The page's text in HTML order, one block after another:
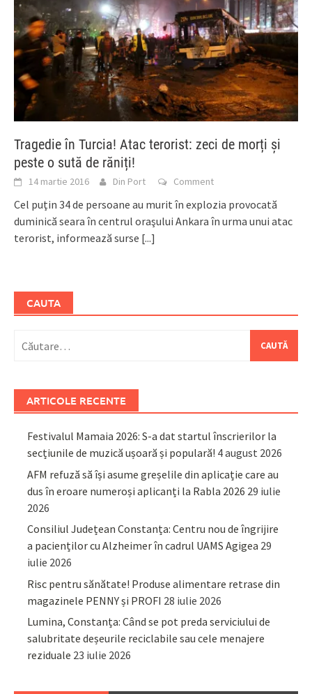
Tragedie în Turcia! Atac terorist: zeci de morți și
peste o sută de răniți!
14 martie 2016 Din Port Comment
Cel puţin 34 de persoane au murit în explozia provocată
duminică seara în centrul oraşului Ankara în urma unui atac
terorist, informează surse [...]
CAUTA
după:
ARTICOLE RECENTE
Festivalul Mamaia 2026: S-a dat startul înscrierilor la
secțiunile de muzică ușoară și populară! 4 august 2026
AFM refuză să își asume greșelile din aplicație care au
dus în eroare numeroși aplicanți la Rabla 2026 29 iulie
2026
Consiliul Județean Constanța: Centru nou de îngrijire
a pacienților cu Alzheimer în cadrul UAMS Agigea 29
iulie 2026
Risc pentru sănătate! Produse alimentare retrase din
magazinele PENNY și PROFI 28 iulie 2026
Lumina, Constanța: Când se pot preda serviciului de
salubritate deșeurile reciclabile sau cele menajere
reziduale 23 iulie 2026